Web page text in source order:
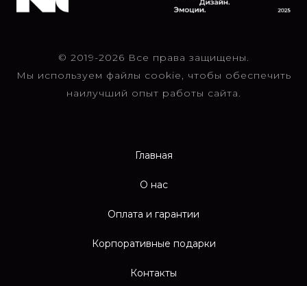
© 2019-2026 Все права защищены.
Мы используем файлы cookie, чтобы обеспечить
наилучший опыт работы сайта.
Главная
О нас
Оплата и гарантии
Корпоративные подарки
Контакты